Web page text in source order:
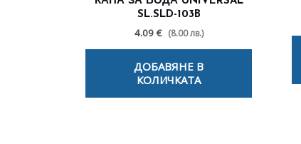
SL.SLD-103B
4.09 € (8.00 лв.)
ДОБАВЯНЕ В
КОЛИЧКАТА